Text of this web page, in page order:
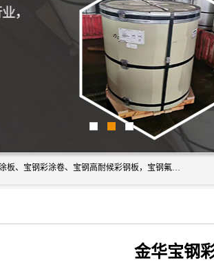
上海轩本实业有限公司主营产品：宝钢彩钢板、宝钢彩钢卷、宝钢彩涂板、宝钢彩涂卷、宝钢高耐候彩钢板，宝钢氟碳彩钢板。是一家集钢铁贸易，物流、加工为一体的产业全配套公司。
金华宝钢